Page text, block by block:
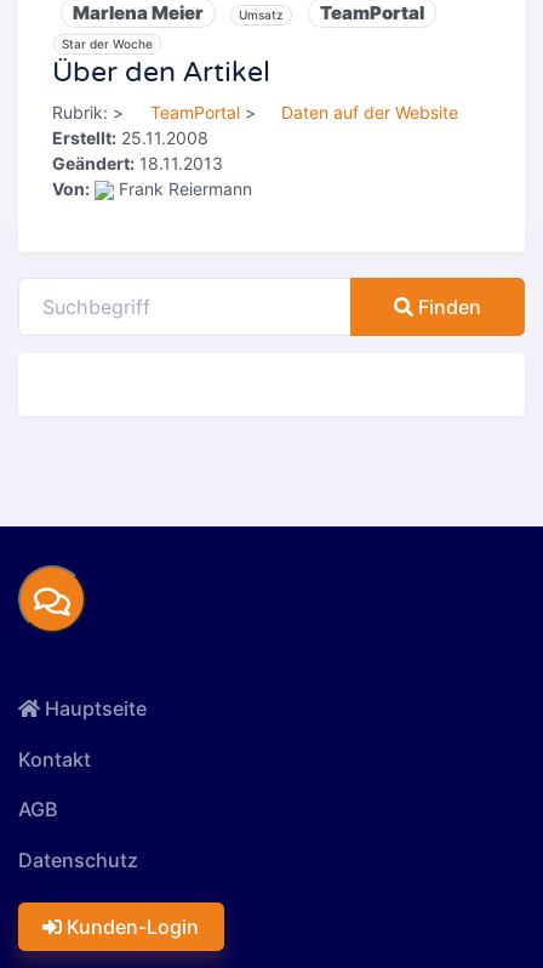
Marlena Meier Umsatz TeamPortal
Star der Woche
Über den Artikel
Rubrik: > TeamPortal>
Daten auf der Website
Erstellt: 25.11.2008
Geändert: 18.11.2013
Von:
Frank Reiermann
Finden
Hauptseite
Kontakt
AGB
Datenschutz
Kunden-Login